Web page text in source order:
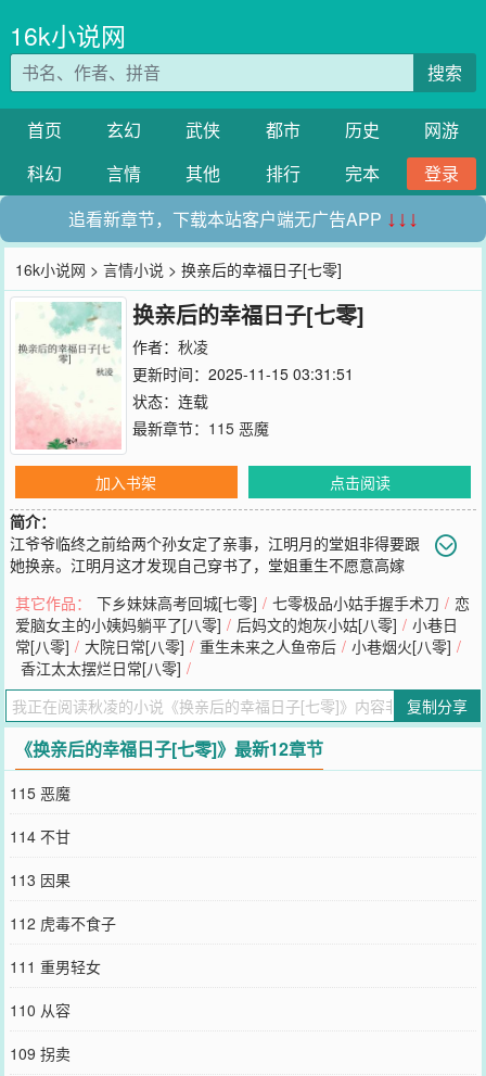
16k小说网
搜索
首页 玄幻 武侠 都市 历史
网游
科幻
言情 其他 排行 完本
登录
追看新章节，下载本站客户端无广告APP ↓↓↓
16k小说网 >言情小说 > 换亲后的幸福日子[七零]
换亲后的幸福日子[七零]
作者： 秋凌
更新时间：2025-11-15 03:31:51
状态：连载
最新章节： 115 恶魔
加入书架
点击阅读
简介：
江爷爷临终之前给两个孙女定了亲事，江明月的堂姐非得要跟
她换亲。江明月这才发现自己穿书了，堂姐重生不愿意高嫁
堂姐嫁入大杂院里，她还要抢走江明月上大学的机会！堂姐认为江明
月不过就是被抱养来的，还是在养父死后抱养过来的，江明月没有资
格跟她争。江明月都无语了，堂姐当这是过家家吗？然后，江明月嫁
给了男配的小叔叔，她继续搞航母研究，而她的丈夫当医生。此文：
1、SC，家长里短2、平行时空，有私设，科技改变未来3、日更预计
11月3日V，当天凌晨掉落10万字更新~预收：《海归大小姐[八零]》，
书号：9231832宋凤兰的爷爷是知名科学家，爷爷临终之前让宋凤兰
带着尖端数据回国。按照爷爷的说法，宋凤兰找到了爷爷在大陆的亲
人。那些亲人生活一团糟糕，有恋爱脑的，有被骗婚的，还有被打断
腿的。宋凤兰一回来，那些亲戚自己就重新站起来，狐假虎威。很
好，这才是她宋凤兰的亲戚，不要怕自己极品，极品才能活得长久，
活得舒心。有人喜欢上了宋凤兰，别人都说：他们家一堆极品，你敢
喜欢她？男朋友：正好，她极品，我奇葩，不是一家人不进一家门。
您要是觉得《
QQ群和微博微信里的朋友推荐哦！
其它作品： 下乡妹妹高考回城[七零] / 七零极品小姑手握手术刀 / 恋
爱脑女主的小姨妈躺平了[八零] / 后妈文的炮灰小姑[八零] / 小巷日
常[八零] / 大院日常[八零] / 重生未来之人鱼帝后 / 小巷烟火[八零] /
香江太太摆烂日常[八零] /
复制分享
《换亲后的幸福日子[七零]》最新12章节
115 恶魔
114 不甘
113 因果
112 虎毒不食子
111 重男轻女
110 从容
109 拐卖